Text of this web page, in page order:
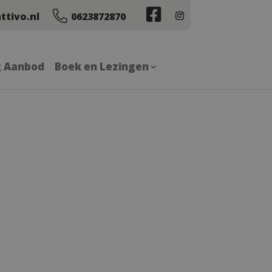
0623872870
Aanbod
Boek en Lezingen